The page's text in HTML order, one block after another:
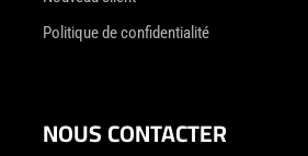
Politique de confidentialité
NOUS CONTACTER